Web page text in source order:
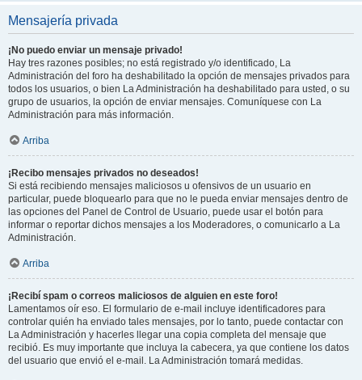
Mensajería privada
¡No puedo enviar un mensaje privado!
Hay tres razones posibles; no está registrado y/o identificado, La
Administración del foro ha deshabilitado la opción de mensajes privados para
todos los usuarios, o bien La Administración ha deshabilitado para usted, o su
grupo de usuarios, la opción de enviar mensajes. Comuníquese con La
Administración para más información.
Arriba
¡Recibo mensajes privados no deseados!
Si está recibiendo mensajes maliciosos u ofensivos de un usuario en
particular, puede bloquearlo para que no le pueda enviar mensajes dentro de
las opciones del Panel de Control de Usuario, puede usar el botón para
informar o reportar dichos mensajes a los Moderadores, o comunicarlo a La
Administración.
Arriba
¡Recibí spam o correos maliciosos de alguien en este foro!
Lamentamos oír eso. El formulario de e-mail incluye identificadores para
controlar quién ha enviado tales mensajes, por lo tanto, puede contactar con
La Administración y hacerles llegar una copia completa del mensaje que
recibió. Es muy importante que incluya la cabecera, ya que contiene los datos
del usuario que envió el e-mail. La Administración tomará medidas.